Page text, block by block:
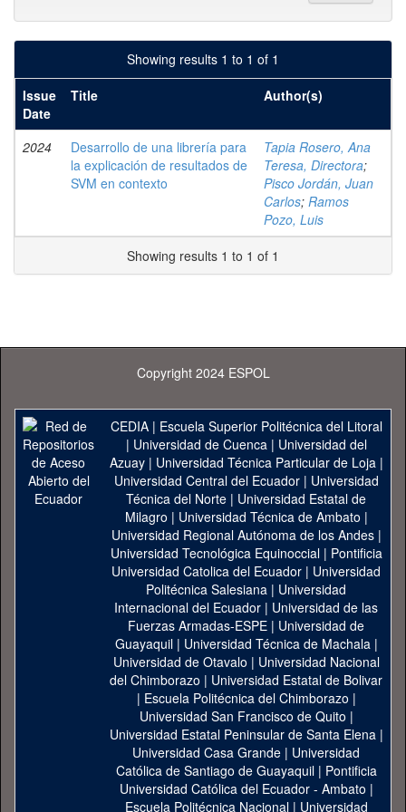
Showing results 1 to 1 of 1
Issue
Date
Title Author(s)
2024
Desarrollo de una librería para
la explicación de resultados de
SVM en contexto
Tapia Rosero, Ana
Teresa, Directora;
Pisco Jordán, Juan
Carlos; Ramos
Pozo, Luis
Showing results 1 to 1 of 1
Copyright 2024 ESPOL
CEDIA| Escuela Superior Politécnica del Litoral
| Universidad de Cuenca| Universidad del
Azuay| Universidad Técnica Particular de Loja|
Universidad Central del Ecuador| Universidad
Técnica del Norte | Universidad Estatal de
Milagro | Universidad Técnica de Ambato |
Universidad Regional Autónoma de los Andes|
Universidad Tecnológica Equinoccial| Pontificia
Universidad Catolica del Ecuador | Universidad
Politécnica Salesiana | Universidad
Internacional del Ecuador | Universidad de las
Fuerzas Armadas-ESPE | Universidad de
Guayaquil| Universidad Técnica de Machala|
Universidad de Otavalo | Universidad Nacional
del Chimborazo | Universidad Estatal de Bolivar
| Escuela Politécnica del Chimborazo |
Universidad San Francisco de Quito |
Universidad Estatal Peninsular de Santa Elena|
Universidad Casa Grande | Universidad
Católica de Santiago de Guayaquil| Pontificia
Universidad Católica del Ecuador - Ambato |
Escuela Politécnica Nacional| Universidad